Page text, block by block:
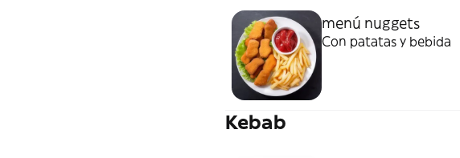
menú nuggets
Con patatas y bebida
Kebab